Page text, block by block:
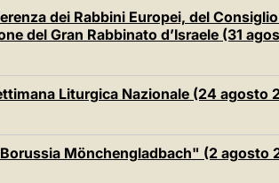
dei Rabbini Europei, del
del Gran Rabbinato d’Israele (31
Liturgica Nazionale (24 agosto
Mönchengladbach" (2 agosto